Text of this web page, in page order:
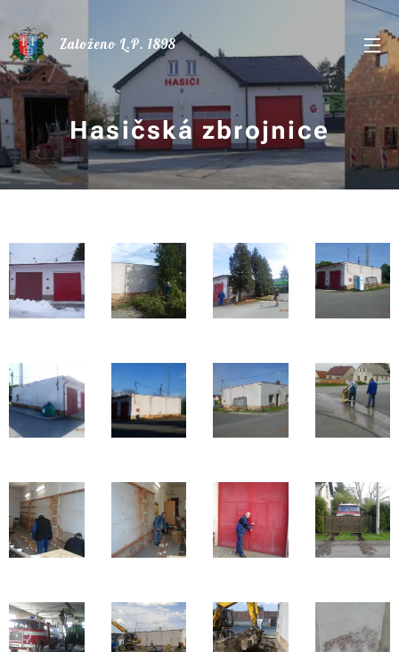
Založeno L.P. 1898
Hasičská zbrojnice